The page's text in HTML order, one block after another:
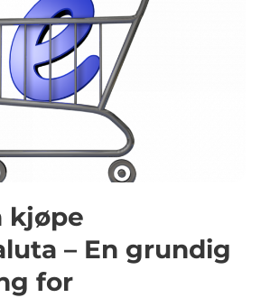
kjøpe
– En grundig
for